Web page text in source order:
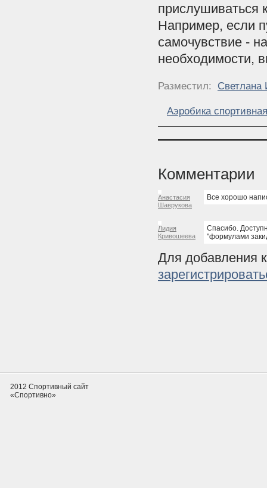
прислушиваться
Например, если
самочувствие -
необходимости,
Разместил: Светлана
Аэробика спортивная
Комментарии
Анастасия
Шаврукова
Все хорошо
Лидия
Кривошеева
Спасибо.
"формулами
Для добавления
2012 Спортивный сайт
«Спортивно»